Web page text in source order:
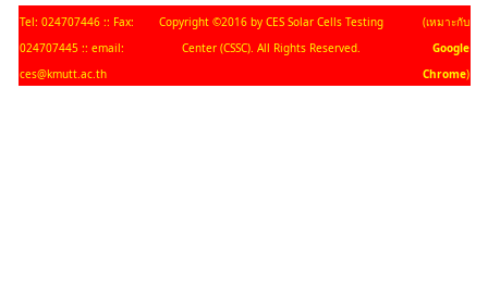
Tel: 024707446 :: Fax:
024707445 :: email:
ces@kmutt.ac.th
Copyright ©2016 by CES Solar Cells Testing
Center (CSSC). All Rights Reserved.
(เหมาะกับ
Google
Chrome)